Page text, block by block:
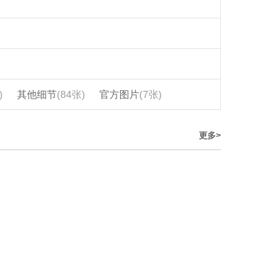
其他细节(84张) 官方图片(7张)
更多>